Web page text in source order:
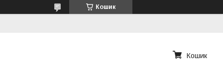
Кошик
Кошик